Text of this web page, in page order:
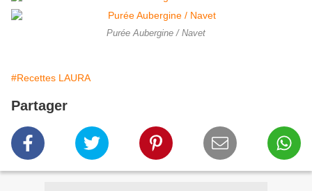
Purée Aubergine / Navet
#Recettes LAURA
Partager